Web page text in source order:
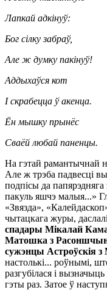
Лапкай адкінуў:
Бог сілку забраў,
Але ж думку пакінуў!
Аддыхаўся кот
І скрабецца ў акенца.
Ён мышку прынёс
Сваёй любай паненцы.
На гэтай рамантычнай
Але ж трэба падвесці
подпісы да
пакуль яшчэ малыя...»
«Звязда»,
чытацкага журы, даслалі
спадары Мікалай
Матошка з
сужэнцы Астроўскія з
настолькі... роўнымі,
разгубілася і
гэты раз. Затое ў